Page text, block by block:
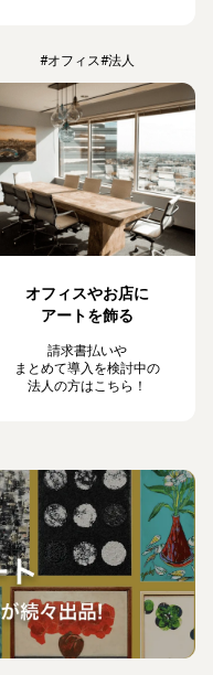
#オフィス#法人
オフィスやお店に
アートを飾る
請求書払いや
まとめて導入を検討中の
法人の方はこちら！